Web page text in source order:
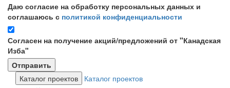
Даю согласие на обработку персональных данных и
соглашаюсь с политикой конфиденциальности
Согласен на получение акций/предложений от "Канадская
Изба"
Каталог проектов
Каталог проектов